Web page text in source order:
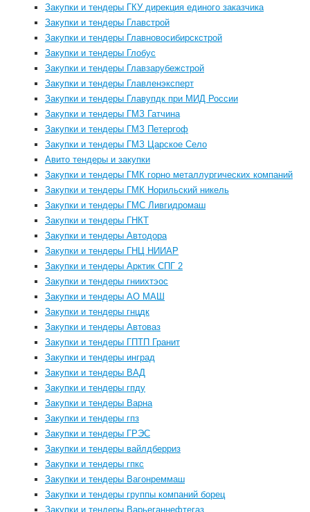
Закупки и тендеры ГКУ дирекция единого заказчика
Закупки и тендеры Главстрой
Закупки и тендеры Главновосибирскстрой
Закупки и тендеры Глобус
Закупки и тендеры Главзарубежстрой
Закупки и тендеры Главленэксперт
Закупки и тендеры Главупдк при МИД России
Закупки и тендеры ГМЗ Гатчина
Закупки и тендеры ГМЗ Петергоф
Закупки и тендеры ГМЗ Царское Село
Авито тендеры и закупки
Закупки и тендеры ГМК горно металлургических компаний
Закупки и тендеры ГМК Норильский никель
Закупки и тендеры ГМС Ливгидромаш
Закупки и тендеры ГНКТ
Закупки и тендеры Автодора
Закупки и тендеры ГНЦ НИИАР
Закупки и тендеры Арктик СПГ 2
Закупки и тендеры гниихтэос
Закупки и тендеры АО МАШ
Закупки и тендеры гнцдк
Закупки и тендеры Автоваз
Закупки и тендеры ГПТП Гранит
Закупки и тендеры инград
Закупки и тендеры ВАД
Закупки и тендеры гпду
Закупки и тендеры Варна
Закупки и тендеры гпз
Закупки и тендеры ГРЭС
Закупки и тендеры вайлдберриз
Закупки и тендеры гпкс
Закупки и тендеры Вагонреммаш
Закупки и тендеры группы компаний борец
Закупки и тендеры Варьеганнефтегаз